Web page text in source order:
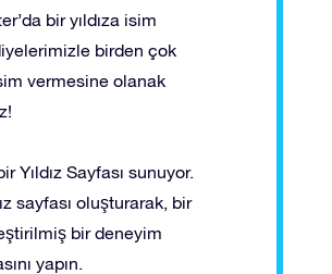
bir yıldıza isim
birden çok
vermesine olanak
Yıldız Sayfası sunuyor.
sayfası oluşturarak, bir
bir deneyim
yapın.